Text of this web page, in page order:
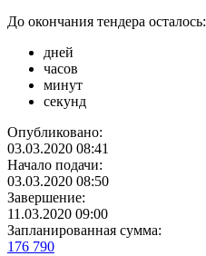
До окончания тендера осталось:
дней
часов
минут
секунд
Опубликовано:
03.03.2020 08:41
Начало подачи:
03.03.2020 08:50
Завершение:
11.03.2020 09:00
Запланированная сумма:
176 790